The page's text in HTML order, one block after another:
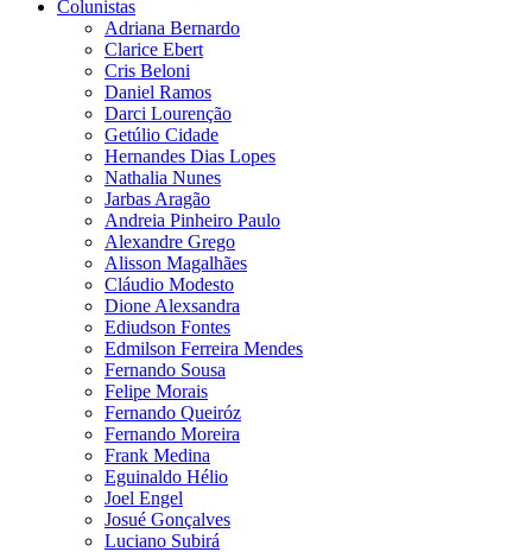
Colunistas
Adriana Bernardo
Clarice Ebert
Cris Beloni
Daniel Ramos
Darci Lourenção
Getúlio Cidade
Hernandes Dias Lopes
Nathalia Nunes
Jarbas Aragão
Andreia Pinheiro Paulo
Alexandre Grego
Alisson Magalhães
Cláudio Modesto
Dione Alexsandra
Ediudson Fontes
Edmilson Ferreira Mendes
Fernando Sousa
Felipe Morais
Fernando Queiróz
Fernando Moreira
Frank Medina
Eguinaldo Hélio
Joel Engel
Josué Gonçalves
Luciano Subirá